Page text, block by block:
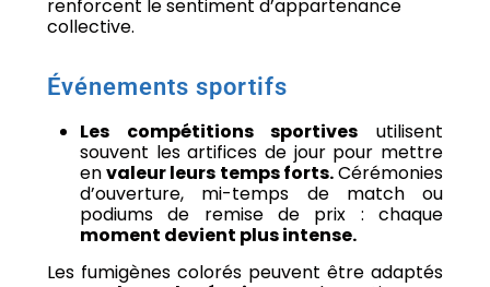
renforcent le sentiment d’appartenance
collective.
Événements sportifs
Les compétitions sportives utilisent
souvent les artifices de jour pour mettre
envaleur leurs temps forts.Cérémonies
d’ouverture, mi-temps de match ou
podiums de remise de prix : chaque
moment devient plus intense.
Les fumigènes colorés peuvent être adaptés